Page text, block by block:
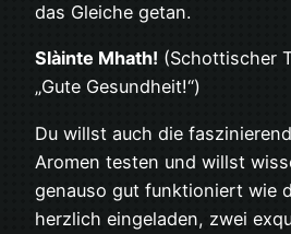
das Gleiche getan.
Slàinte Mhath! (Schottischer
„Gute Gesundheit!“)
Du willst auch die
Aromen testen und willst
genauso gut funktioniert wie
herzlich eingeladen, zwei